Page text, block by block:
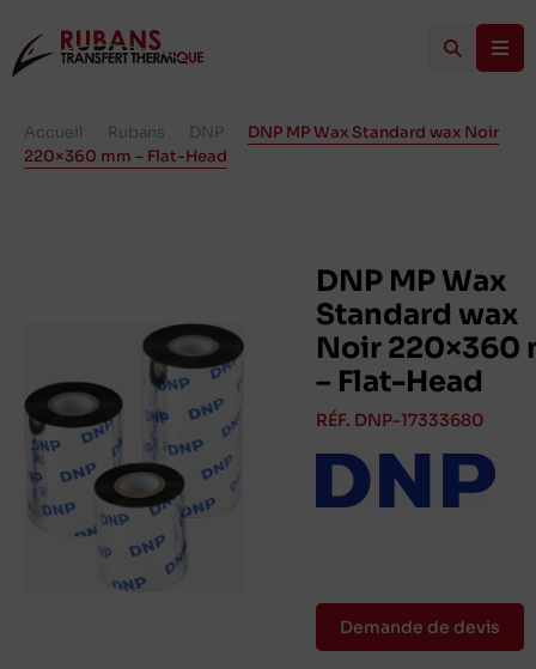
Accueil Rubans DNP
DNP MP Wax Standard wax Noir
220×360 mm – Flat-Head
DNP MP Wax
Standard wax
Noir 220×360
– Flat-Head
RÉF. DNP-17333680
Demande de devis